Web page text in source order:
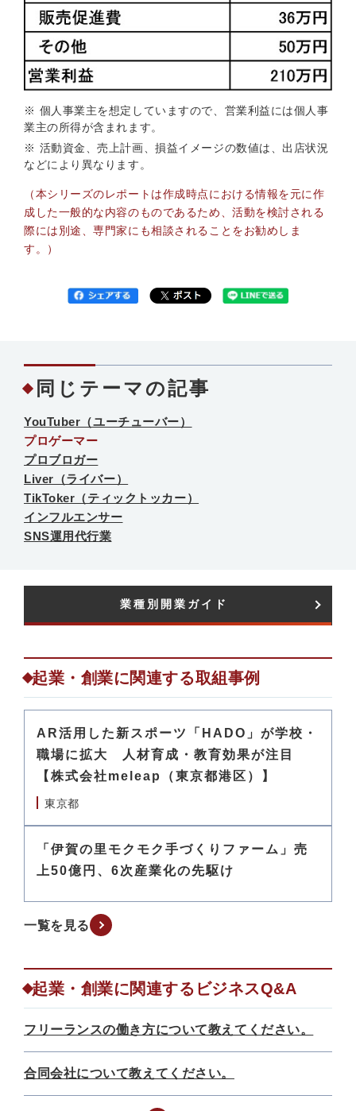
※ 個人事業主を想定していますので、営業利益には個人事
業主の所得が含まれます。
※ 活動資金、売上計画、損益イメージの数値は、出店状況
などにより異なります。
（本シリーズのレポートは作成時点における情報を元に作
成した一般的な内容のものであるため、活動を検討される
際には別途、専門家にも相談されることをお勧めしま
す。）
同じテーマの記事
YouTuber（ユーチューバー）
プロゲーマー
プロブロガー
Liver（ライバー）
TikToker（ティックトッカー）
インフルエンサー
SNS運用代行業
業種別開業ガイド​
起業・創業に関連する取組事例
AR活用した新スポーツ「HADO」が学校・
職場に拡大 人材育成・教育効果が注目
【株式会社meleap（東京都港区）】
東京都
「伊賀の里モクモク手づくりファーム」売
上50億円、6次産業化の先駆け
一覧を見る
起業・創業に関連するビジネスQ&A
フリーランスの働き方について教えてください。
合同会社について教えてください。